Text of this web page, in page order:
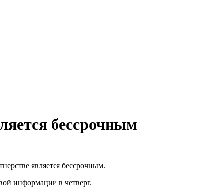
бессрочным
является бессрочным.
информации в четверг.